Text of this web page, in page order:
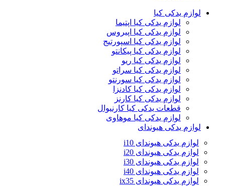
لوازم یدکی کیا
لوازم یدکی کیا اپتیما
لوازم یدکی کیا اپیروس
لوازم یدکی کیا اسپورتیج
لوازم یدکی کیا پیکانتو
لوازم یدکی کیا ریو
لوازم یدکی کیا سراتو
لوازم یدکی کیا سورنتو
لوازم یدکی کیا کادنزا
لوازم یدکی کیا کارنز
قطعات یدکی کیا کارنیوال
لوازم یدکی کیا موهاوی
لوازم یدکی هیوندای
لوازم یدکی هیوندای i10
لوازم یدکی هیوندای i20
لوازم یدکی هیوندای i30
لوازم یدکی هیوندای i40
لوازم یدکی هیوندای ix35